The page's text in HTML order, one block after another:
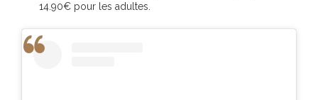
14.90€ pour les adultes.